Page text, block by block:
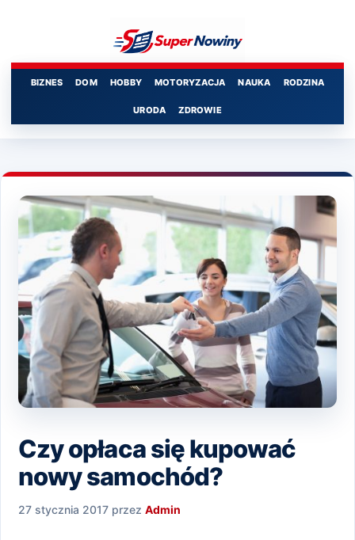
BIZNES DOM HOBBY MOTORYZACJA NAUKA RODZINA
URODA ZDROWIE
Czy opłaca się kupować
nowy samochód?
27 stycznia 2017 przez Admin